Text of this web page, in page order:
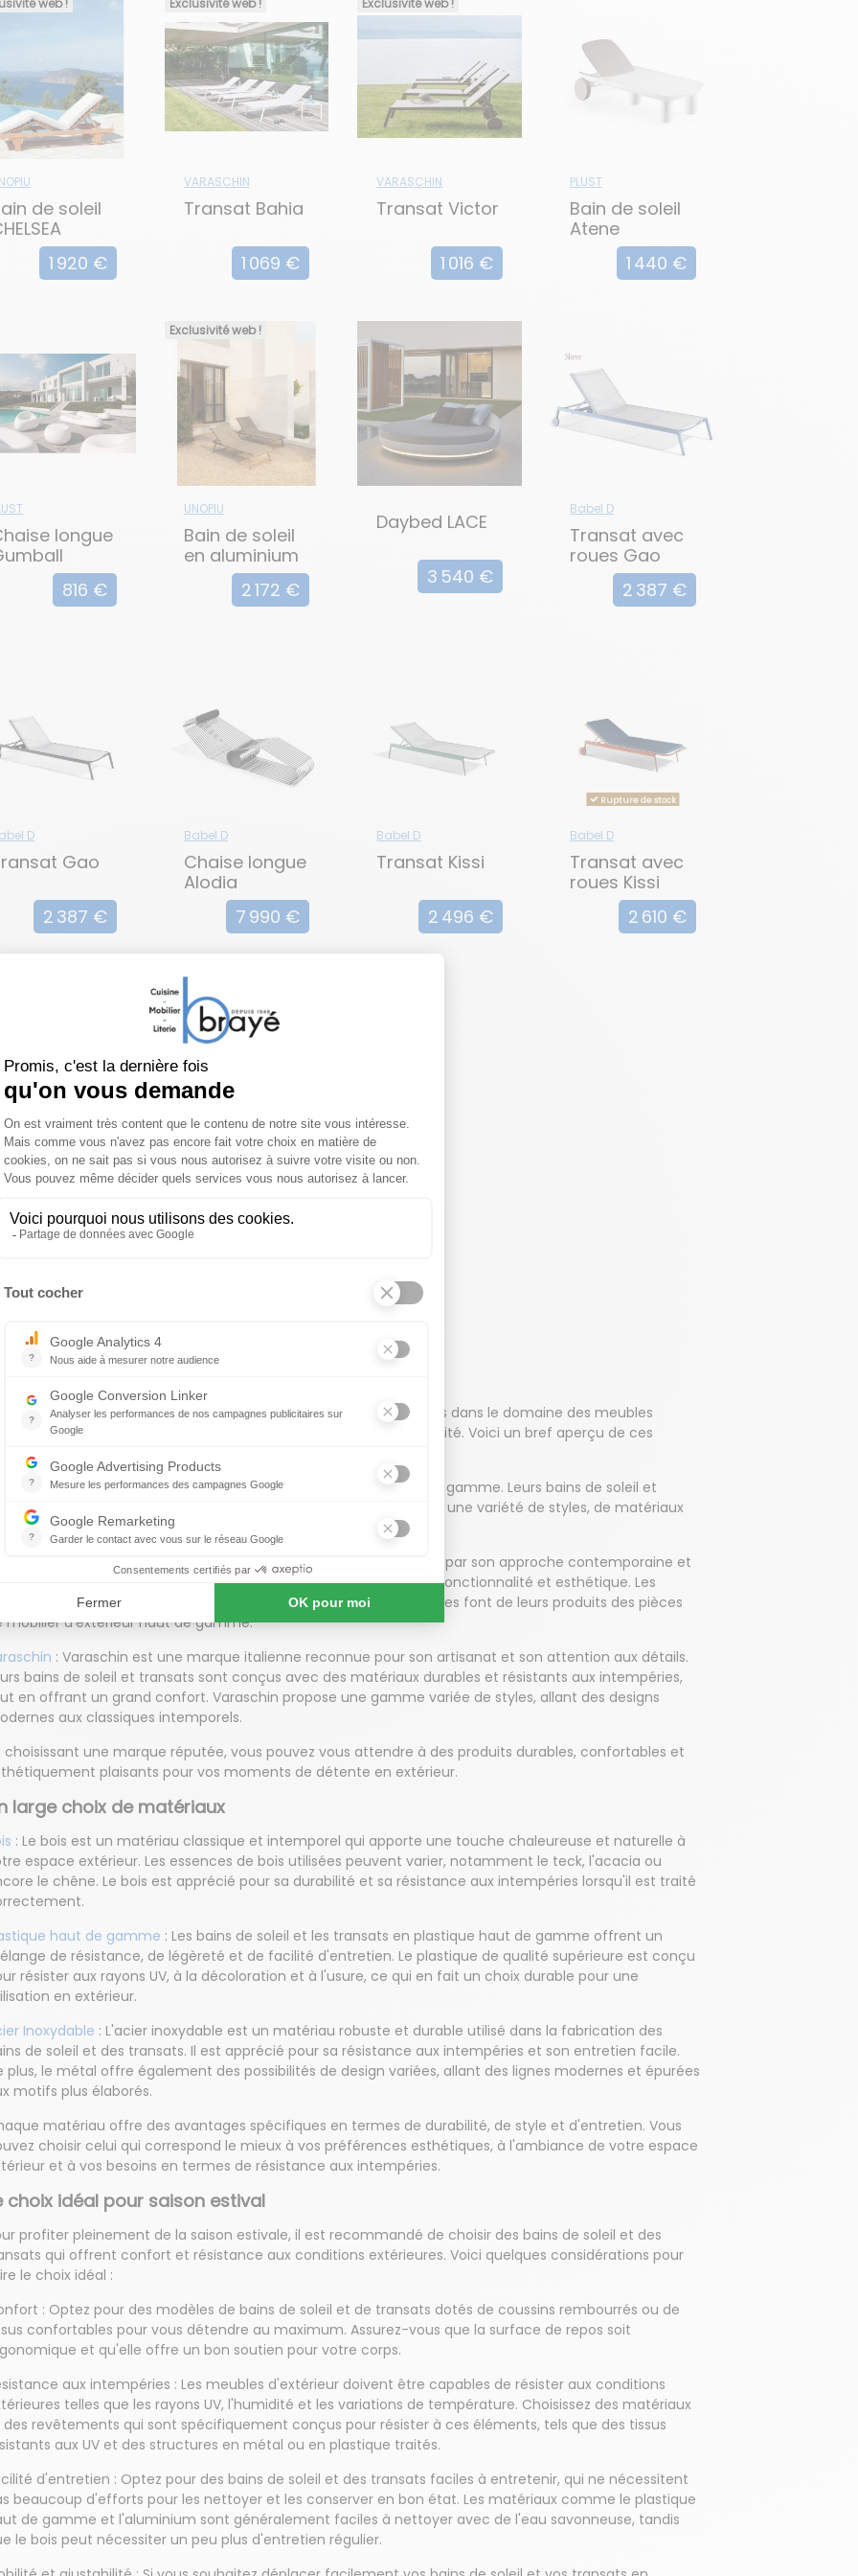
web !
de soleil
1 920 €
Exclusivité web !
VARASCHIN
Transat Bahia
1 069 €
Exclusivité web !
VARASCHIN
Transat Victor
1 016 €
PLUST
Bain de soleil
Atene
1 440 €
longue
816 €
Exclusivité web !
UNOPIU
Bain de soleil
en aluminium
2 172 €
Daybed LACE
3 540 €
Babel D
Transat avec
roues Gao
2 387 €
D
Gao
2 387 €
Babel D
Chaise longue
Alodia
7 990 €
Babel D
Transat Kissi
2 496 €
Rupture de stock
Babel D
Transat avec
roues Kissi
2 610 €
de soleil
AVEC
TETE
1 528 €
UNOPIU
Bain de soleil
PANAREA
Zanotta, Unopiu, Mojow et Driade sont des marques réputées dans le domaine des meubles
notamment pour leurs bains de soleil et transats de qualité. Voici un bref aperçu de ces
:
: Unopiu est spécialisée dans les meubles d'extérieur haut de gamme. Leurs bains de soleil et
allient fonctionnalité, confort et esthétique. Vous trouverez une variété de styles, de matériaux
couleurs pour répondre à vos préférences.
: Babel d est une marque de design français qui se distingue par son approche contemporaine et
Leurs bains de soleil et transats offrent un équilibre entre fonctionnalité et esthétique. Les
de qualité utilisés, les lignes épurées et les finitions soignées font de leurs produits des pièces
mobilier d'extérieur haut de gamme.
: Varaschin est une marque italienne reconnue pour son artisanat et son attention aux détails.
bains de soleil et transats sont conçus avec des matériaux durables et résistants aux intempéries,
en offrant un grand confort. Varaschin propose une gamme variée de styles, allant des designs
aux classiques intemporels.
choisissant une marque réputée, vous pouvez vous attendre à des produits durables, confortables et
plaisants pour vos moments de détente en extérieur.
large choix de matériaux
: Le bois est un matériau classique et intemporel qui apporte une touche chaleureuse et naturelle à
espace extérieur. Les essences de bois utilisées peuvent varier, notamment le teck, l'acacia ou
le chêne. Le bois est apprécié pour sa durabilité et sa résistance aux intempéries lorsqu'il est traité
haut de gamme : Les bains de soleil et les transats en plastique haut de gamme offrent un
de résistance, de légèreté et de facilité d'entretien. Le plastique de qualité supérieure est conçu
résister aux rayons UV, à la décoloration et à l'usure, ce qui en fait un choix durable pour une
en extérieur.
Inoxydable : L'acier inoxydable est un matériau robuste et durable utilisé dans la fabrication des
de soleil et des transats. Il est apprécié pour sa résistance aux intempéries et son entretien facile.
plus, le métal offre également des possibilités de design variées, allant des lignes modernes et épurées
motifs plus élaborés.
matériau offre des avantages spécifiques en termes de durabilité, de style et d'entretien. Vous
choisir celui qui correspond le mieux à vos préférences esthétiques, à l'ambiance de votre espace
et à vos besoins en termes de résistance aux intempéries.
choix idéal pour saison estival
profiter pleinement de la saison estivale, il est recommandé de choisir des bains de soleil et des
qui offrent confort et résistance aux conditions extérieures. Voici quelques considérations pour
le choix idéal :
: Optez pour des modèles de bains de soleil et de transats dotés de coussins rembourrés ou de
confortables pour vous détendre au maximum. Assurez-vous que la surface de repos soit
et qu'elle offre un bon soutien pour votre corps.
aux intempéries : Les meubles d'extérieur doivent être capables de résister aux conditions
telles que les rayons UV, l'humidité et les variations de température. Choisissez des matériaux
revêtements qui sont spécifiquement conçus pour résister à ces éléments, tels que des tissus
aux UV et des structures en métal ou en plastique traités.
d'entretien : Optez pour des bains de soleil et des transats faciles à entretenir, qui ne nécessitent
beaucoup d'efforts pour les nettoyer et les conserver en bon état. Les matériaux comme le plastique
de gamme et l'aluminium sont généralement faciles à nettoyer avec de l'eau savonneuse, tandis
le bois peut nécessiter un peu plus d'entretien régulier.